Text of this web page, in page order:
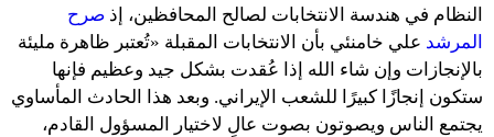
النظام في هندسة الانتخابات لصالح المحافظين، إذ صرح
المرشد علي خامنئي بأن الانتخابات المقبلة «تُعتبر ظاهرة مليئة
بالإنجازات وإن شاء الله إذا عُقدت بشكل جيد وعظيم فإنها
ستكون إنجازًا كبيرًا للشعب الإيراني. وبعد هذا الحادث المأساوي
يجتمع الناس ويصوتون بصوت عالٍ لاختيار المسؤول القادم،